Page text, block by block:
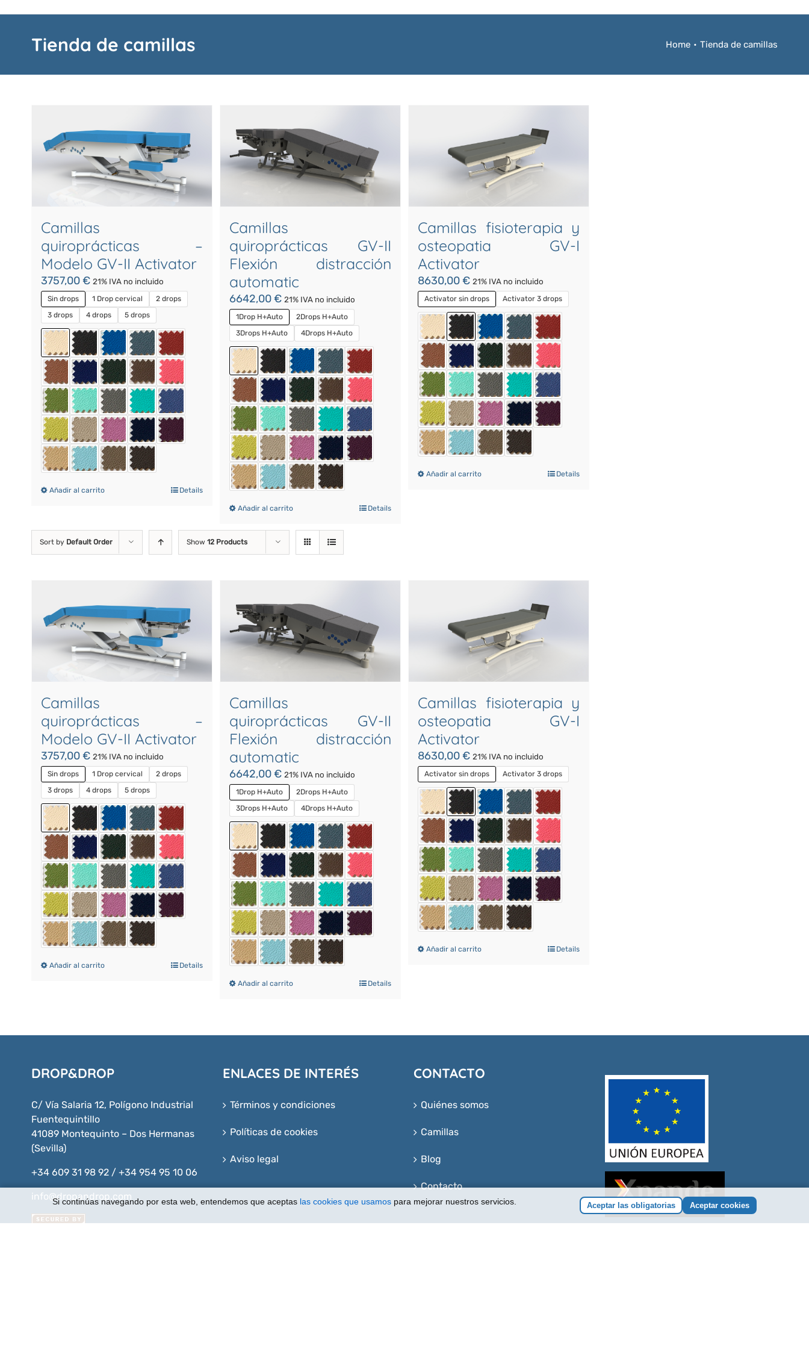
Tienda de camillas Home • Tienda de camillas
Camillas
quiroprácticas –
Modelo GV-II Activator
3757,00€ 21% IVA no incluido
Sin drops 1 Drop cervical
2 drops
3 drops
4 drops 5 drops
Añadir al carrito Details
Camillas
quiroprácticas GV-II
Flexión distracción
automatic
6642,00€ 21% IVA no incluido
1Drop H+Auto
2Drops H+Auto
3Drops H+Auto
4Drops H+Auto
Añadir al carrito Details
Camillas fisioterapia y
osteopatia GV-I
Activator
8630,00€ 21% IVA no incluido
Activator sin drops Activator 3 drops
Añadir al carrito Details
Sort by Default Order Show 12 Products
Camillas
quiroprácticas –
Modelo GV-II Activator
3757,00€ 21% IVA no incluido
Sin drops 1 Drop cervical
2 drops
3 drops
4 drops 5 drops
Añadir al carrito Details
Camillas
quiroprácticas GV-II
Flexión distracción
automatic
6642,00€ 21% IVA no incluido
1Drop H+Auto
2Drops H+Auto
3Drops H+Auto
4Drops H+Auto
Añadir al carrito Details
Camillas fisioterapia y
osteopatia GV-I
Activator
8630,00€ 21% IVA no incluido
Activator sin drops Activator 3 drops
Añadir al carrito Details
DROP&DROP
C/ Vía Salaria 12, Polígono Industrial
Fuentequintillo
41089 Montequinto – Dos Hermanas
(Sevilla)
+34 609 31 98 92 / +34 954 95 10 06
info@dropandrop.com
ENLACES DE INTERÉS
Términos y condiciones
Políticas de cookies
Aviso legal
CONTACTO
Quiénes somos
Camillas
Blog
Contacto
Si continúas navegando por esta web, entendemos que aceptas las cookies que usamos para mejorar nuestros servicios. Aceptar las obligatorias Aceptar cookies